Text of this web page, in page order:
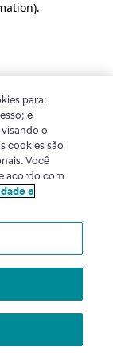
.
para:
e
o
cookies são
Você
acordo com
e